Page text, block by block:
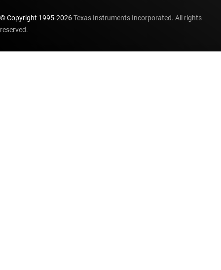
© Copyright 1995-2026Texas Instruments Incorporated. All rights
reserved.